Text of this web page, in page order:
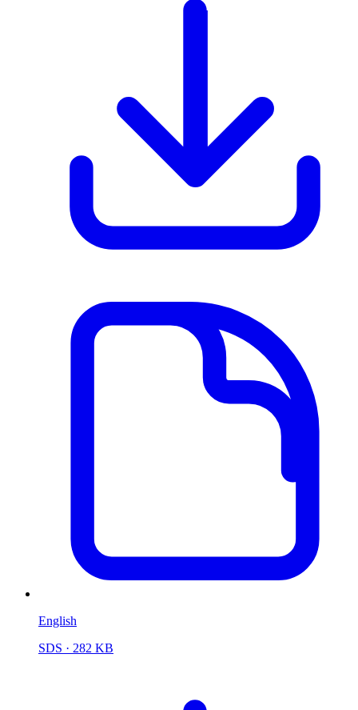
English
SDS · 282 KB